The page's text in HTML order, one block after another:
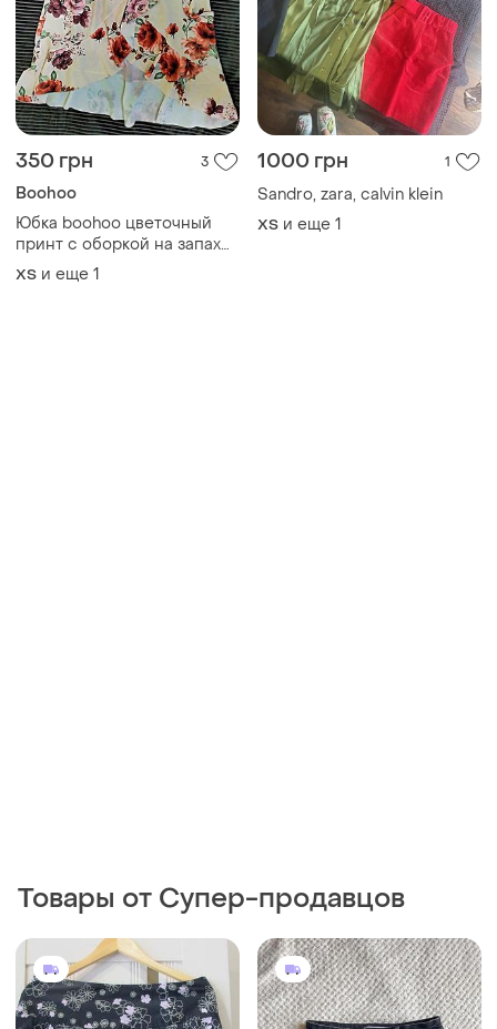
350 грн 3
Boohoo
Юбка boohoo цветочный
принт с оборкой на запах
размер xs - s
ХS и еще 1
1000 грн 1
Sandro, zara, calvin klein
ХS и еще 1
Товары от Супер-продавцов